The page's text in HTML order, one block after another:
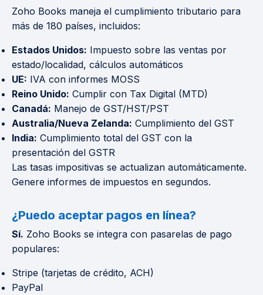
Zoho Books maneja el cumplimiento tributario para
más de 180 países, incluidos:
Estados Unidos: Impuesto sobre las ventas por
estado/localidad, cálculos automáticos
UE: IVA con informes MOSS
Reino Unido: Cumplir con Tax Digital (MTD)
Canadá: Manejo de GST/HST/PST
Australia/Nueva Zelanda: Cumplimiento del GST
India: Cumplimiento total del GST con la
presentación del GSTR
Las tasas impositivas se actualizan automáticamente.
Genere informes de impuestos en segundos.
¿Puedo aceptar pagos en línea?
Sí. Zoho Books se integra con pasarelas de pago
populares:
Stripe (tarjetas de crédito, ACH)
PayPal